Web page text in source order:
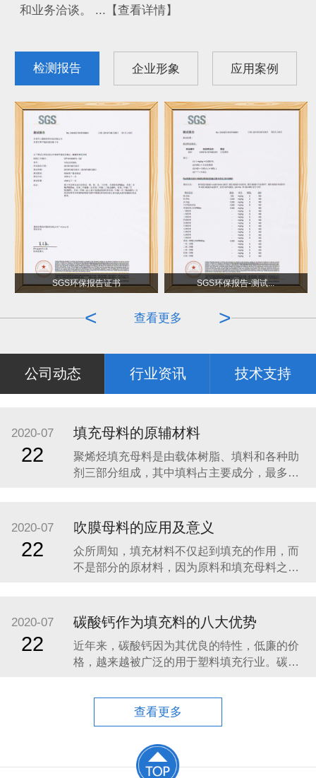
和业务洽谈。 ...【查看详情】
检测报告 企业形象 应用案例
SGS环保报告证书 SGS环保报告-测试...
>
查看更多
<
公司动态 行业资讯 技术支持
2020-07
22
填充母料的原辅材料
聚烯烃填充母料是由载体树脂、填料和各种助
剂三部分组成，其中填料占主要成分，最多可
塑制品、聚乙烯注塑制品和聚乙烯薄膜、聚丙
烯编织袋、编织布和打包带等。一般选择烯烃
填充母料的
2020-07
22
吹膜母料的应用及意义
众所周知，填充材料不仅起到填充的作用，而
不是部分的原材料，因为原料和填充母料之间
括吹膜母料，对塑料制品没有增加一定的性
能，并且好的效果类似于所有原料制成的。 吹
膜母料也是透明和白色膜母料的区别，因此填
料
2020-07
22
碳酸钙作为填充料的八大优势
近年来，碳酸钙因为其优良的特性，低廉的价
格，越来越被广泛的用于塑料填充行业。碳酸
酸钙作为填充母料填料的优势： （1）降低产品
的成本，提高生产效率，获得良
查看更多